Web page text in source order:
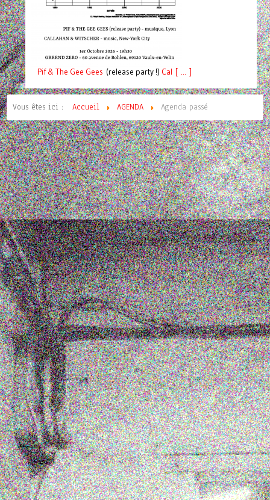
Pif& The Gee Gees (release party !) Cal [ ... ]
Vous êtes ici : Accueil AGENDA Agenda passé